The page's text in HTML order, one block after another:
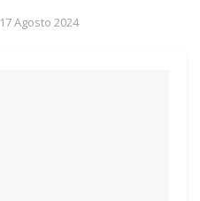
17 Agosto 2024